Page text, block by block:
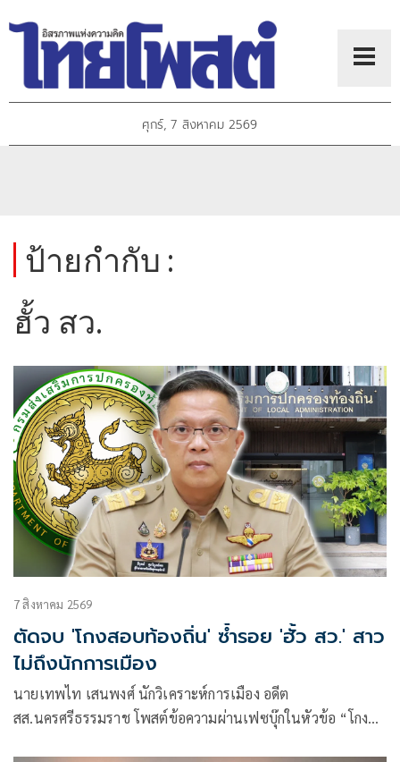
ศุกร์, 7 สิงหาคม 2569
ป้ายกำกับ :
ฮั้ว สว.
7 สิงหาคม 2569
ตัดจบ 'โกงสอบท้องถิ่น' ซ้ำรอย 'ฮั้ว สว.' สาว
ไม่ถึงนักการเมือง
นายเทพไท เสนพงศ์ นักวิเคราะห์การเมือง อดีต
สส.นครศรีธรรมราช โพสต์ข้อความผ่านเฟซบุ๊กในหัวข้อ “โกง